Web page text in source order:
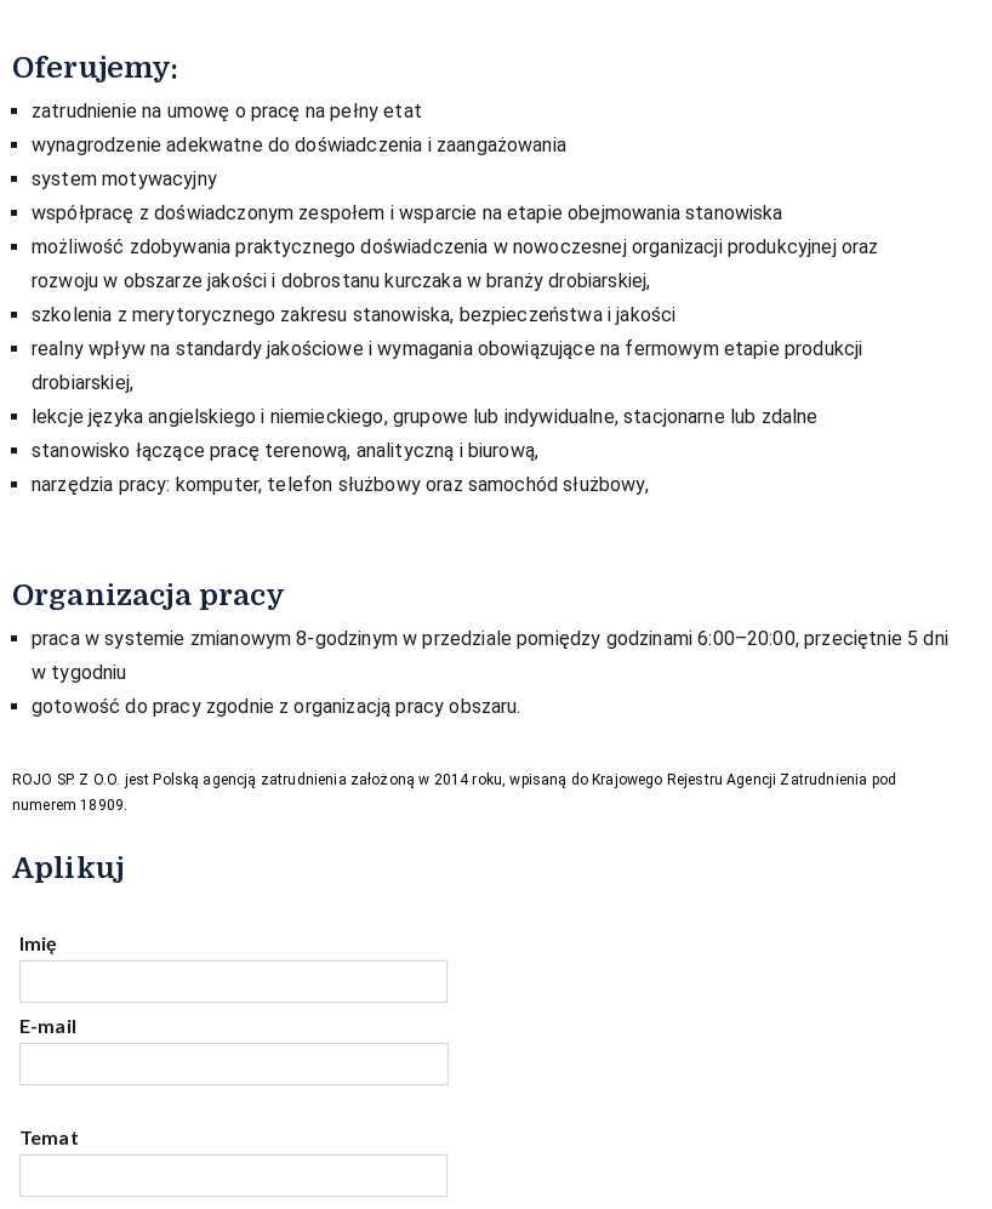
Oferujemy:
zatrudnienie na umowę o pracę na pełny etat
wynagrodzenie adekwatne do doświadczenia i zaangażowania
system motywacyjny
współpracę z doświadczonym zespołem i wsparcie na etapie obejmowania stanowiska
możliwość zdobywania praktycznego doświadczenia w nowoczesnej organizacji produkcyjnej oraz
rozwoju w obszarze jakości i dobrostanu kurczaka w branży drobiarskiej,
szkolenia z merytorycznego zakresu stanowiska, bezpieczeństwa i jakości
realny wpływ na standardy jakościowe i wymagania obowiązujące na fermowym etapie produkcji
drobiarskiej,
lekcje języka angielskiego i niemieckiego, grupowe lub indywidualne, stacjonarne lub zdalne
stanowisko łączące pracę terenową, analityczną i biurową,
narzędzia pracy: komputer, telefon służbowy oraz samochód służbowy,
Organizacja pracy
praca w systemie zmianowym 8-godzinym w przedziale pomiędzy godzinami 6:00–20:00, przeciętnie 5 dni
w tygodniu
gotowość do pracy zgodnie z organizacją pracy obszaru.
ROJO SP. Z O.O. jest Polską agencją zatrudnienia założoną w 2014 roku, wpisaną do Krajowego Rejestru Agencji Zatrudnienia pod
numerem 18909.
Aplikuj
Imię
E-mail
Temat